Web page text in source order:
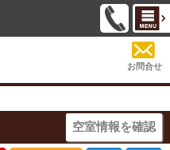
お問合せ
空室情報を確認